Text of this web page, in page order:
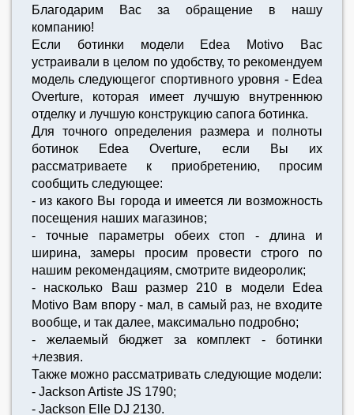
Благодарим Вас за обращение в нашу
компанию!
Если ботинки модели Edea Motivo Вас
устраивали в целом по удобству, то рекомендуем
модель следующегог спортивного уровня - Edea
Overture, которая имеет лучшую внутреннюю
отделку и лучшую конструкцию сапога ботинка.
Для точного определения размера и полноты
ботинок Edea Overture, если Вы их
рассматриваете к приобретению, просим
сообщить следующее:
- из какого Вы города и имеется ли возможность
посещения наших магазинов;
- точные параметры обеих стоп - длина и
ширина, замеры просим провести строго по
нашим рекомендациям, смотрите видеоролик;
- насколько Ваш размер 210 в модели Edea
Motivo Вам впору - мал, в самый раз, не входите
вообще, и так далее, максимально подробно;
- желаемый бюджет за комплект - ботинки
+лезвия.
Также можно рассматривать следующие модели:
- Jackson Artiste JS 1790;
- Jackson Elle DJ 2130.